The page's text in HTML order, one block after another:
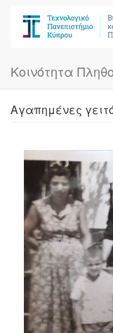
Κοινότητα
Αγαπημένες